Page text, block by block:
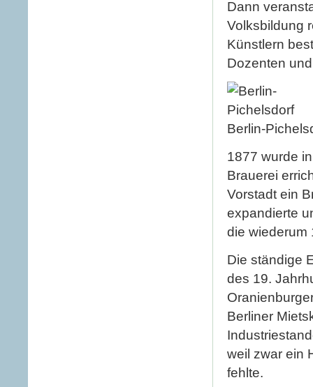
Dann
Volksbildung
Künstlern
Dozenten
Berlin-
1877 wurde
Brauerei
Vorstadt ein
expandierte
die wiederum
Die ständige
des 19.
Berliner
weil zwar ein
fehlte.